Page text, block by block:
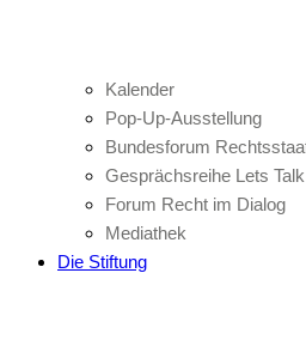
Kalender
Pop-Up-Ausstellung
Bundesforum
Gesprächsreihe Lets
Forum Recht im Dialog
Mediathek
Die Stiftung